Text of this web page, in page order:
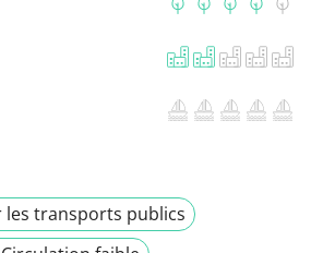
les transports publics